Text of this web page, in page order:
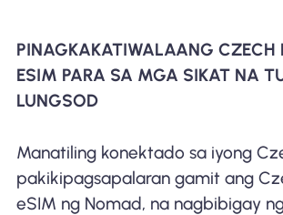
PINAGKAKATIWALAANG CZECH
ESIM PARA SA MGA SIKAT NA
LUNGSOD
Manatiling konektado sa iyong
pakikipagsapalaran gamit ang
eSIM ng Nomad, na nagbibigay